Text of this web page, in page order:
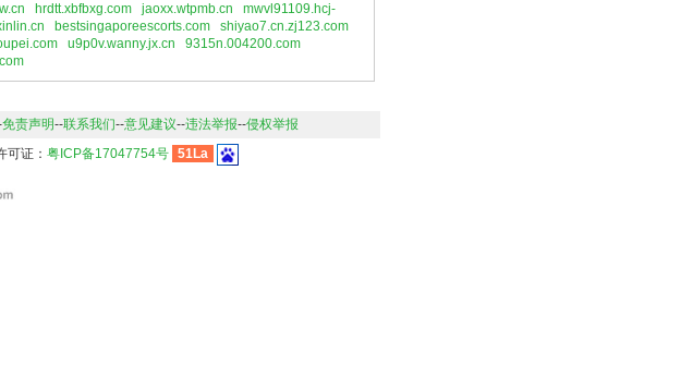
hrdtt.xbfbxg.com jaoxx.wtpmb.cn
mwvl91109.hcj-
bestsingaporeescorts.com
shiyao7.cn.zj123.com
u9p0v.wanny.jx.cn
9315n.004200.com
免责声明--联系我们--意见建议--违法举报--侵权举报
证： 粤ICP备17047754号 51La